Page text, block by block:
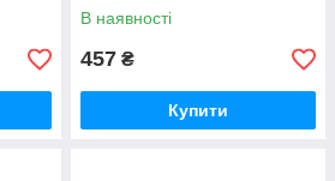
В наявності
457 ₴
Купити